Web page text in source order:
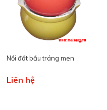
Nồi đất bầu tráng men
Liên hệ